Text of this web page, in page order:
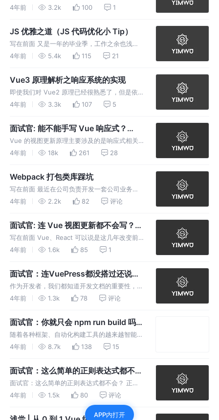
转型噱头的疯狂炒作下，前端界面可以说是越来
用组件库已经满足不了丧心病狂 的 UI 设计师
了，这个时候，SVG 就该登
4年前 3.2k 100 1
JS 优雅之道（JS 代码优化小 Tip）
写在前面 又是一年的毕业季，工作之余也浅叹
一下，依稀记得当初因为太年轻，没有好的编码
苦逼日子，今天抽空总结一下几个编程优化小
Tip，给即将踏入前端俱乐部年轻的
4年前 5.4k 115 21
Vue3 原理解析之响应系统的实现
即使我们对 Vue2 原理已经很熟悉了，但是依
然有必要好好了解下 Vue3 的设计原理以及设
才能够让我们更加清晰的理解，Vue2 到 Vue3
4年前 3.3k 107 5
面试官: 能不能手写 Vue 响应式？
（Vue2 响应式原理【完整版】）
Vue 的视图更新原理主要涉及的是响应式相关
API Object.defineProperty 的使用，它的作用
从而实现外部对该属性的读和写操作时能够
4年前 18k 261 28
Webpack 打包类库踩坑
写在前面 最近在公司负责开发一套公司业务相
关的通用工具库，第一次接触到这种需求，还是
开始应用到实际项目中了，于是开始进行
4年前 2.2k 82 评论
面试官: 连 Vue 视图更新都不会写？
（Vue视图更新原理【一】）
写在前面 Vue、React 可以说是这几年改变前
端格局的大杀器，这部分更加高级的框架的出
能够更加快速，更加规范地完成业务的开发。秉
承着底层架构者一贯遵循的执
4年前 1.6k 85 1
面试官：连VuePress都没搭过还说开
发过组件库？（VuePress 搭建）
作为开发者，我们都知道开发文档的重要性，组
件的开发文档是否完善、是否清晰，基本上决定
4年前 1.3k 78 评论
面试官：你就只会 npm run build 吗？
（Webpack 配置 Vue+Ts）
随着各种框架、自动化构建工具的越来越智能
化，更多的细节被封装起来，我们越来越多的时
个时间，当我放下框架，我还能自己动手完成这
4年前 8.7k 138 15
面试官：这么简单的正则表达式都不
会？
面试官：这么简单的正则表达式都不会？ 正则
表达式有多神奇 最近发现很多的面试和笔试中
都经常出现正则表达式相关的题目，面试官：这
么简单的正则表达式都不会？面试者：嘴角微微
4年前 1.5k 80 评论
APP内打开